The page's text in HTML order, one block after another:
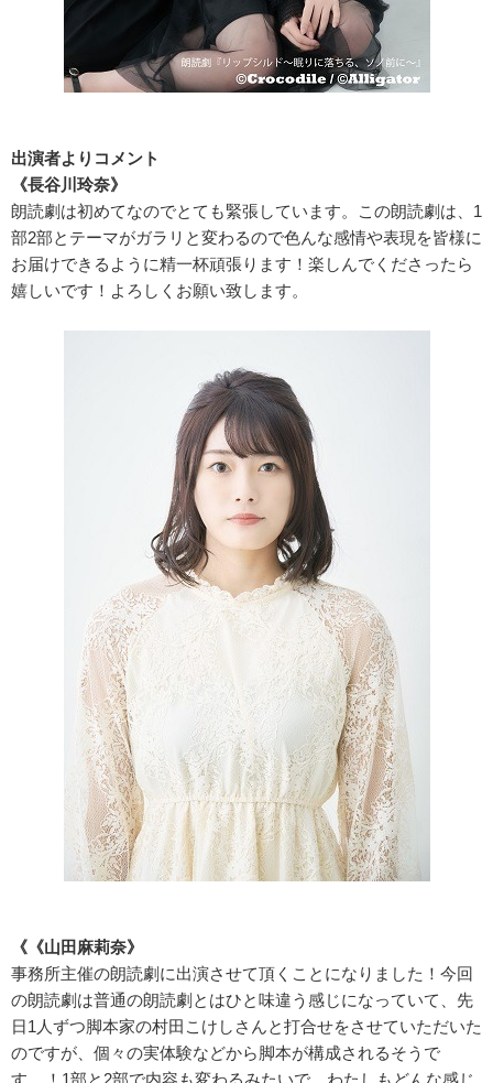
出演者よりコメント
《長谷川玲奈》
朗読劇は初めてなのでとても緊張しています。この朗読劇は、1
部2部とテーマがガラリと変わるので色んな感情や表現を皆様に
お届けできるように精一杯頑張ります！楽しんでくださったら
嬉しいです！よろしくお願い致します。
《《山田麻莉奈》
事務所主催の朗読劇に出演させて頂くことになりました！今回
の朗読劇は普通の朗読劇とはひと味違う感じになっていて、先
日1人ずつ脚本家の村田こけしさんと打合せをさせていただいた
のですが、個々の実体験などから脚本が構成されるそうで